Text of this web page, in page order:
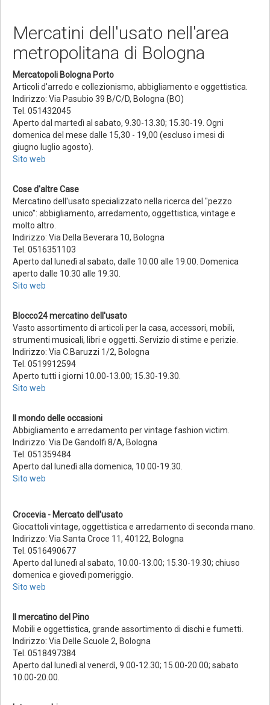
Mercatini dell'usato nell'area
metropolitana di Bologna
Mercatopoli Bologna Porto
Articoli d'arredo e collezionismo, abbigliamento e oggettistica.
Indirizzo: Via Pasubio 39 B/C/D, Bologna (BO)
Tel. 051432045
Aperto dal martedì al sabato, 9.30-13.30; 15.30-19. Ogni
domenica del mese dalle 15,30 - 19,00 (escluso i mesi di
giugno luglio agosto).
Sito web
Cose d'altre Case
Mercatino dell'usato specializzato nella ricerca del "pezzo
unico": abbigliamento, arredamento, oggettistica, vintage e
molto altro.
Indirizzo: Via Della Beverara 10, Bologna
Tel. 0516351103
Aperto dal lunedì al sabato, dalle 10.00 alle 19.00. Domenica
aperto dalle 10.30 alle 19.30.
Sito web
Blocco24 mercatino dell'usato
Vasto assortimento di articoli per la casa, accessori, mobili,
strumenti musicali, libri e oggetti. Servizio di stime e perizie.
Indirizzo: Via C.Baruzzi 1/2, Bologna
Tel. 0519912594
Aperto tutti i giorni 10.00-13.00; 15.30-19.30.
Sito web
Il mondo delle occasioni
Abbigliamento e arredamento per vintage fashion victim.
Indirizzo: Via De Gandolfi 8/A, Bologna
Tel. 051359484
Aperto dal lunedì alla domenica, 10.00-19.30.
Sito web
Crocevia - Mercato dell'usato
Giocattoli vintage, oggettistica e arredamento di seconda mano.
Indirizzo: Via Santa Croce 11, 40122, Bologna
Tel. 0516490677
Aperto dal lunedì al sabato, 10.00-13.00; 15.30-19.30; chiuso
domenica e giovedì pomeriggio.
Sito web
Il mercatino del Pino
Mobili e oggettistica, grande assortimento di dischi e fumetti.
Indirizzo: Via Delle Scuole 2, Bologna
Tel. 0518497384
Aperto dal lunedì al venerdì, 9.00-12.30; 15.00-20.00; sabato
10.00-20.00.